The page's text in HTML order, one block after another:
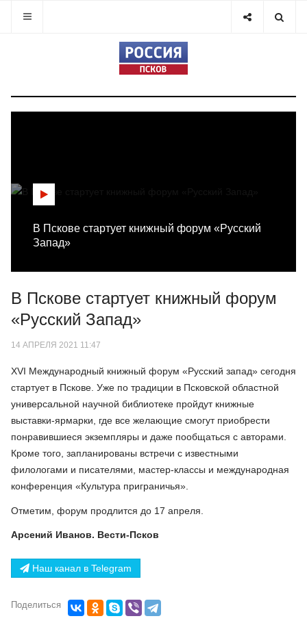
В Пскове стартует книжный форум «Русский
Запад»
В Пскове стартует книжный форум
«Русский Запад»
14 АПРЕЛЯ 2021 11:47
XVI Международный книжный форум «Русский запад» сегодня
стартует в Пскове. Уже по традиции в Псковской областной
универсальной научной библиотеке пройдут книжные
выставки-ярмарки, где все желающие смогут приобрести
понравившиеся экземпляры и даже пообщаться с авторами.
Кроме того, запланированы встречи с известными
филологами и писателями, мастер-классы и международная
конференция «Культура приграничья».
Отметим, форум продлится до 17 апреля.
Арсений Иванов. Вести-Псков
Наш канал в Telegram
Поделиться